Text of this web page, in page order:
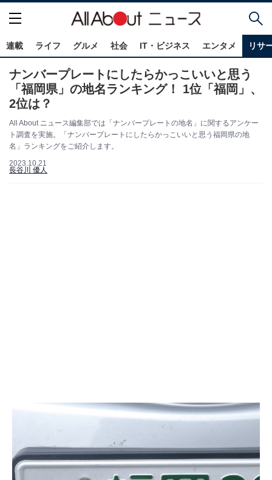
連載 ライフ グルメ 社会 IT・ビジネス エンタメ リサ
ナンバープレートにしたらかっこいいと思う
「福岡県」の地名ランキング！ 1位「福岡」、
2位は？
All About ニュース編集部では「ナンバープレートの地名」に関するアンケー
ト調査を実施。「ナンバープレートにしたらかっこいいと思う福岡県の地
名」ランキングをご紹介します。
2023.10.21
長谷川 優人